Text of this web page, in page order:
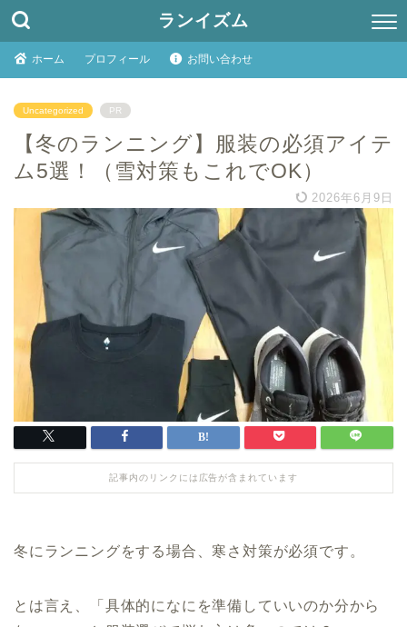
ランイズム
ホーム プロフィール お問い合わせ
Uncategorized PR
【冬のランニング】服装の必須アイテ
ム5選！（雪対策もこれでOK）
2026年6月9日
記事内のリンクには広告が含まれています
冬にランニングをする場合、寒さ対策が必須です。
とは言え、「具体的になにを準備していいのか分から